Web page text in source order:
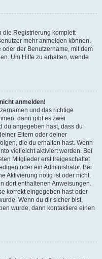
die Registrierung komplett
mehr anmelden können.
der Benutzername, mit dem
Um Hilfe zu erhalten, wende
anmelden!
und das richtige
dann gibt es zwei
du angegeben hast, dass du
Eltern oder deiner
die du erhalten hast. Wenn
vielleicht aktiviert werden. Bei
Mitglieder erst freigeschaltet
oder ein Administrator. Bei
Aktivierung nötig ist oder nicht.
dort enthaltenen Anweisungen.
korrekt eingegeben hast oder
Wenn du dir sicher bist,
wurde, dann kontaktiere einen